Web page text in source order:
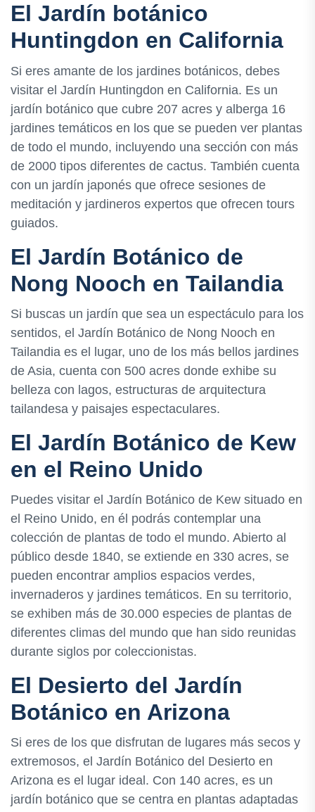
El Jardín botánico
Huntingdon en California
Si eres amante de los jardines botánicos, debes
visitar el Jardín Huntingdon en California. Es un
jardín botánico que cubre 207 acres y alberga 16
jardines temáticos en los que se pueden ver plantas
de todo el mundo, incluyendo una sección con más
de 2000 tipos diferentes de cactus. También cuenta
con un jardín japonés que ofrece sesiones de
meditación y jardineros expertos que ofrecen tours
guiados.
El Jardín Botánico de
Nong Nooch en Tailandia
Si buscas un jardín que sea un espectáculo para los
sentidos, el Jardín Botánico de Nong Nooch en
Tailandia es el lugar, uno de los más bellos jardines
de Asia, cuenta con 500 acres donde exhibe su
belleza con lagos, estructuras de arquitectura
tailandesa y paisajes espectaculares.
El Jardín Botánico de Kew
en el Reino Unido
Puedes visitar el Jardín Botánico de Kew situado en
el Reino Unido, en él podrás contemplar una
colección de plantas de todo el mundo. Abierto al
público desde 1840, se extiende en 330 acres, se
pueden encontrar amplios espacios verdes,
invernaderos y jardines temáticos. En su territorio,
se exhiben más de 30.000 especies de plantas de
diferentes climas del mundo que han sido reunidas
durante siglos por coleccionistas.
El Desierto del Jardín
Botánico en Arizona
Si eres de los que disfrutan de lugares más secos y
extremosos, el Jardín Botánico del Desierto en
Arizona es el lugar ideal. Con 140 acres, es un
jardín botánico que se centra en plantas adaptadas